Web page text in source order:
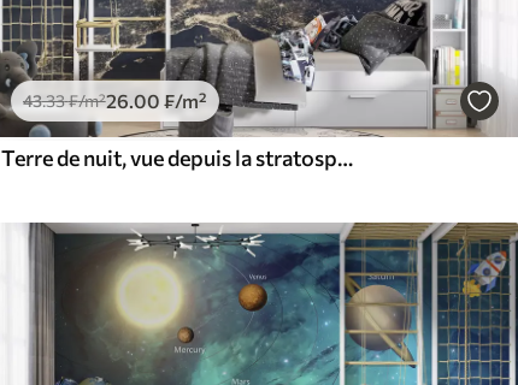
43.33₣/m²26.00 ₣/m²
Terre de nuit, vue depuis la stratosphère